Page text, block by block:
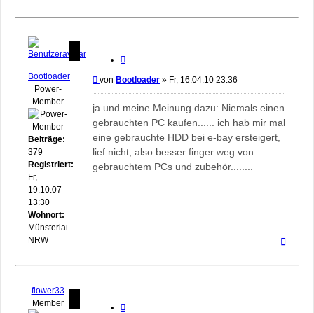
Bootloader
Power-
Member
Beiträge:
379
Registriert:
Fr,
19.10.07
13:30
Wohnort:
Münsterland
NRW
Beitrag
von Bootloader » Fr, 16.04.10 23:36
ja und meine Meinung dazu: Niemals einen
gebrauchten PC kaufen...... ich hab mir mal
eine gebrauchte HDD bei e-bay ersteigert,
lief nicht, also besser finger weg von
gebrauchtem PCs und zubehör........
flower33
Member